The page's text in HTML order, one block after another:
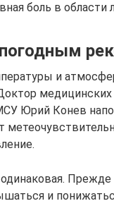
боль в области
и
Юрий Конев
Прежде
и